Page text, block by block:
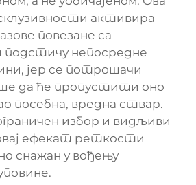
активира
повезане са
подстичу непосредне
јер се потрошачи
да ће пропустити оно
посебна, вредна ствар.
избор и видљиви
ефекат реткости
снажан у вођењу